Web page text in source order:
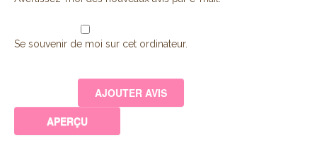
Se souvenir de moi sur cet ordinateur.